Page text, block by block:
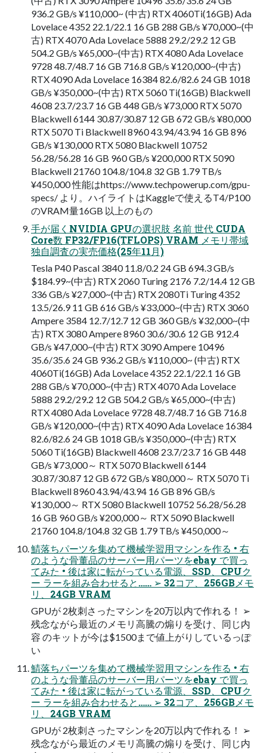
936.2 GB/s ¥110,000~ (中古) RTX 4060Ti(16GB) Ada
Lovelace 4352 22.1/22.1 16 GB 288 GB/s ¥70,000~(中
古) RTX 4070 Ada Lovelace 5888 29.2/29.2 12 GB
504.2 GB/s ¥65,000~(中古) RTX 4080 Ada Lovelace
9728 48.7/48.7 16 GB 716.8 GB/s ¥120,000~(中古)
RTX 4090 Ada Lovelace 16384 82.6/82.6 24 GB 1018
GB/s ¥350,000~(中古) RTX 5060 Ti(16GB) Blackwell
4608 23.7/23.7 16 GB 448 GB/s ¥73,000 RTX 5070
Blackwell 6144 30.87/30.87 12 GB 672 GB/s ¥80,000
RTX 5070 Ti Blackwell 8960 43.94/43.94 16 GB 896
GB/s ¥130,000 RTX 5080 Blackwell 10752
56.28/56.28 16 GB 960 GB/s ¥200,000 RTX 5090
Blackwell 21760 104.8/104.8 32 GB 1.79 TB/s
¥450,000 性能はhttps://www.techpowerup.com/gpu-
specs/ より。ハイライトはKaggleで使えるT4/P100
のVRAM量16GB 以上のもの
手が届くNVIDIA GPUの選択肢 名前 世代 CUDA
Core数 FP32/FP16(TFLOPS) VRAM メモリ帯域
独自調査の実売価格(25年11月)
Tesla P40 Pascal 3840 11.8/0.2 24 GB 694.3 GB/s
$184.99~(中古) RTX 2060 Turing 2176 7.2/14.4 12 GB
336 GB/s ¥27,000~(中古) RTX 2080Ti Turing 4352
13.5/26.9 11 GB 616 GB/s ¥33,000~(中古) RTX 3060
Ampere 3584 12.7/12.7 12 GB 360 GB/s ¥32,000~(中
古) RTX 3080 Ampere 8960 30.6/30.6 12 GB 912.4
GB/s ¥47,000~(中古) RTX 3090 Ampere 10496
35.6/35.6 24 GB 936.2 GB/s ¥110,000~ (中古) RTX
4060Ti(16GB) Ada Lovelace 4352 22.1/22.1 16 GB
288 GB/s ¥70,000~(中古) RTX 4070 Ada Lovelace
5888 29.2/29.2 12 GB 504.2 GB/s ¥65,000~(中古)
RTX 4080 Ada Lovelace 9728 48.7/48.7 16 GB 716.8
GB/s ¥120,000~(中古) RTX 4090 Ada Lovelace 16384
82.6/82.6 24 GB 1018 GB/s ¥350,000~(中古) RTX
5060 Ti(16GB) Blackwell 4608 23.7/23.7 16 GB 448
GB/s ¥73,000～ RTX 5070 Blackwell 6144
30.87/30.87 12 GB 672 GB/s ¥80,000～ RTX 5070 Ti
Blackwell 8960 43.94/43.94 16 GB 896 GB/s
¥130,000～ RTX 5080 Blackwell 10752 56.28/56.28
16 GB 960 GB/s ¥200,000～ RTX 5090 Blackwell
21760 104.8/104.8 32 GB 1.79 TB/s ¥450,000～
鯖落ちパーツを集めて機械学習用マシンを作る • 右
のような骨董品のサーバー用パーツをebay で買っ
てみた • 後は家に転がっている電源、SSD、CPUク
ー ラーを組み合わせると…… ➢ 32コア、256GBメモ
リ、24GB VRAM
GPUが 2枚刺さったマシンを20万以内で作れる！ ➢
残念ながら最近のメモリ高騰の煽りを受け、同じ内
容 のキットが今は$1500まで値上がりしているっぽ
い
鯖落ちパーツを集めて機械学習用マシンを作る • 右
のような骨董品のサーバー用パーツをebay で買っ
てみた • 後は家に転がっている電源、SSD、CPUク
ー ラーを組み合わせると…… ➢ 32コア、256GBメモ
リ、24GB VRAM
GPUが 2枚刺さったマシンを20万以内で作れる！ ➢
残念ながら最近のメモリ高騰の煽りを受け、同じ内